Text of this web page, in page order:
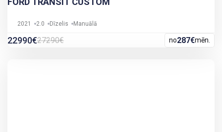
2021 2.0 Dīzelis Manuālā
22990€27290€ no287€mēn.